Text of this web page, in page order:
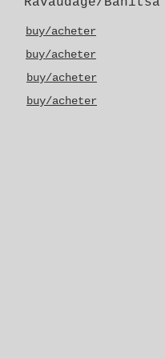
buy/acheter
buy/acheter
buy/acheter
buy/acheter